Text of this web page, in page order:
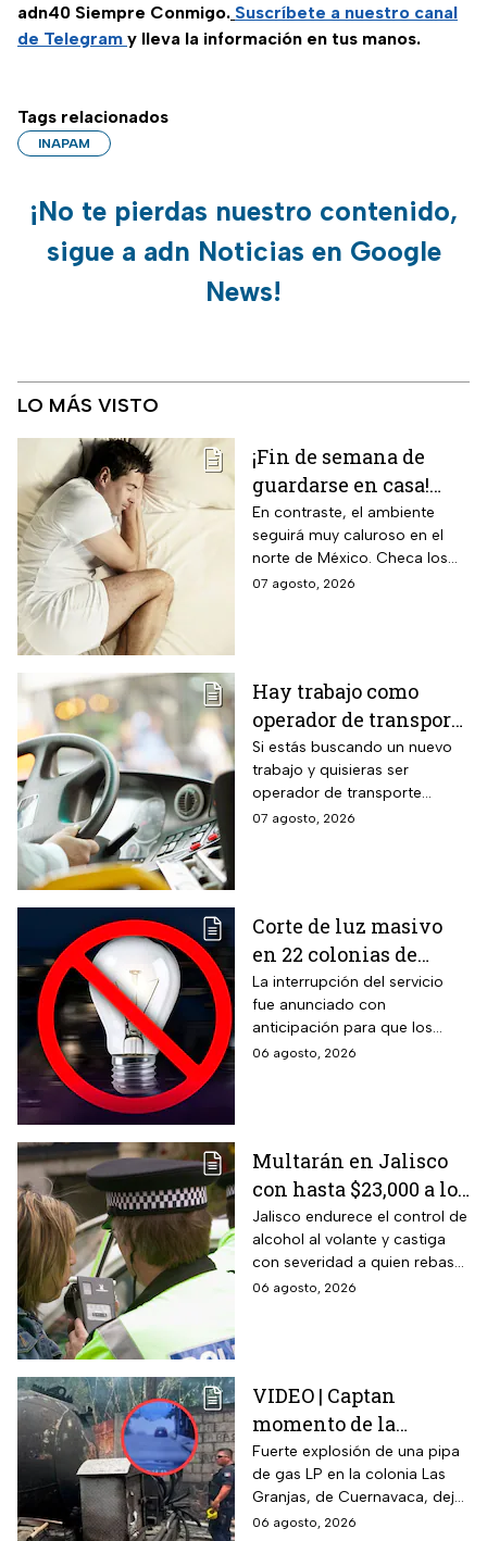
adn40 Siempre Conmigo. Suscríbete a nuestro canal
de Telegram y lleva la información en tus manos.
Tags relacionados
INAPAM
¡No te pierdas nuestro contenido,
sigue a adn Noticias en Google
News!
LO MÁS VISTO
¡Fin de semana de
guardarse en casa!
Monzón mexicano
dejará lluvias
intensas en estos
estados; así estará el
En contraste, el ambiente
seguirá muy caluroso en el
norte de México. Checa los
detalles y toma precauciones.
07 agosto, 2026
Hay trabajo como
operador de transporte
público con sueldo de
18 mil pesos, bonos y
despensa
Si estás buscando un nuevo
trabajo y quisieras ser
operador de transporte
público, publicaron algunas
07 agosto, 2026
Corte de luz masivo
en 22 colonias de
México; zonas
afectadas hoy 7 de
agosto
La interrupción del servicio
fue anunciado con
anticipación para que los
usuarios puedan tomar las
06 agosto, 2026
Multarán en Jalisco
con hasta $23,000 a los
conductores que
superen este límite en
la prueba de
alcoholemia
Jalisco endurece el control de
alcohol al volante y castiga
con severidad a quien rebase
el nuevo límite de sangre o
06 agosto, 2026
VIDEO | Captan
momento de la
explosión de pipa de
gas en Cuernavaca:
¡Imágenes sensibles!
Fuerte explosión de una pipa
de gas LP en la colonia Las
Granjas, de Cuernavaca, dejó
21 heridos y causó pánico
06 agosto, 2026